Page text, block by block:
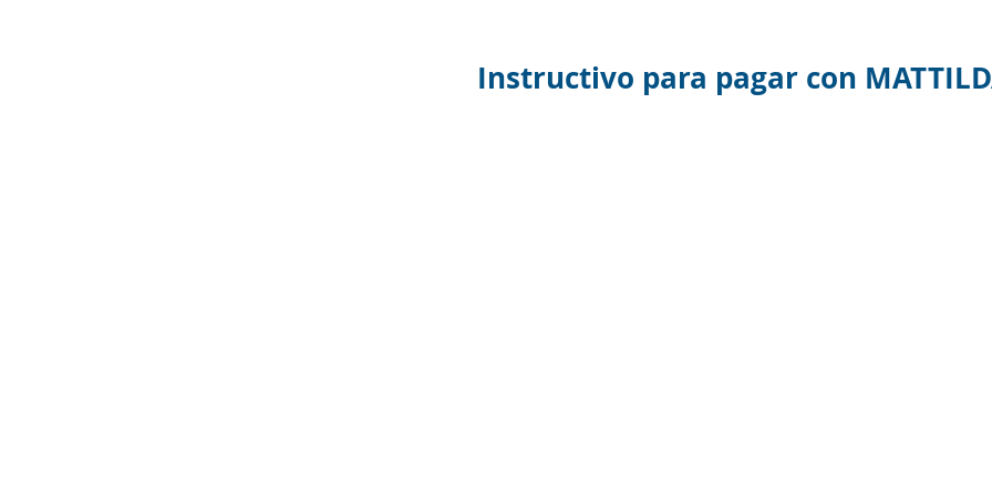
Instructivo para pagar con